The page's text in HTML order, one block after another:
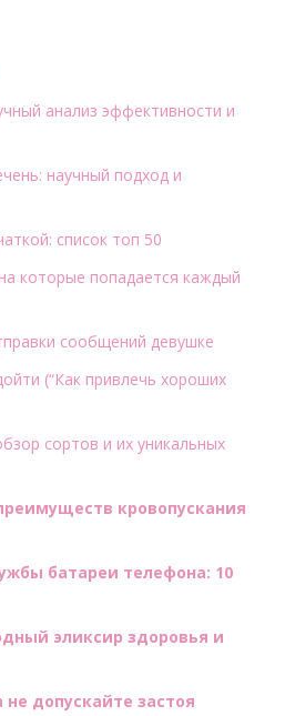
анализ эффективности и
научный подход и
список топ 50
которые попадается каждый
сообщений девушке
(“Как привлечь хороших
сортов и их уникальных
кровопускания
батареи телефона: 10
эликсир здоровья и
допускайте застоя